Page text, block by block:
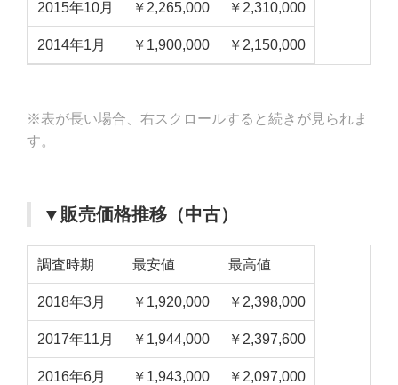
2015年10月 ￥2,265,000 ￥2,310,000
2014年1月 ￥1,900,000 ￥2,150,000
※表が長い場合、右スクロールすると続きが見られま
す。
▼販売価格推移（中古）
調査時期 最安値 最高値
2018年3月 ￥1,920,000 ￥2,398,000
2017年11月 ￥1,944,000 ￥2,397,600
2016年6月 ￥1,943,000 ￥2,097,000